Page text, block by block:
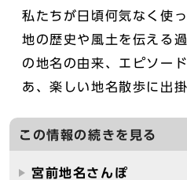
私たちが日頃何気なく使
地の歴史や風土を伝える
の地名の由来、エピソー
あ、楽しい地名散歩に出
この情報の続きを見る
宮前地名さんぽ